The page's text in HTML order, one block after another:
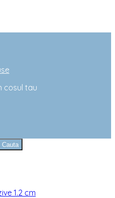
cosul tau
Cauta
1.2 cm